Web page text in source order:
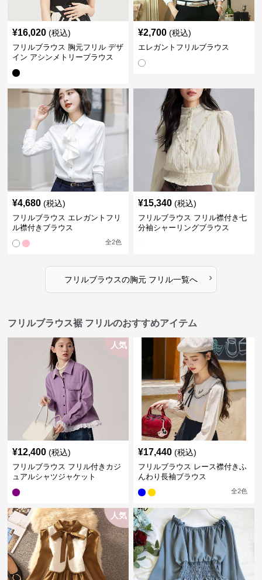
¥16,020 (税込)
フリルブラウス 胸元フリル デザ
イン アシンメトリーブラウス
¥2,700 (税込)
エレガントフリルブラウス
¥4,680 (税込)
フリルブラウス エレガントフリ
ル襟付きブラウス
全2色
¥15,340 (税込)
フリルブラウス フリル襟付き七
分袖シャーリングブラウス
フリルブラウスの胸元 フリル一覧へ ›
フリルブラウス裾 フリルのおすすめアイテム
人気
¥12,400 (税込)
フリルブラウス フリル付きカジ
ュアルシャツジャケット
¥17,440 (税込)
フリルブラウス レース襟付きふ
んわり長袖ブラウス
全2色
人気